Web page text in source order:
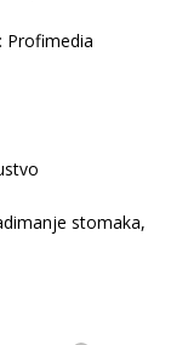
Profimedia
stomaka,